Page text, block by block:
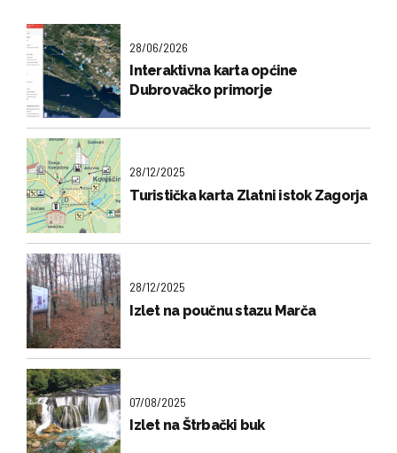
28/06/2026
Interaktivna karta općine
Dubrovačko primorje
28/12/2025
Turistička karta Zlatni istok Zagorja
28/12/2025
Izlet na poučnu stazu Marča
07/08/2025
Izlet na Štrbački buk